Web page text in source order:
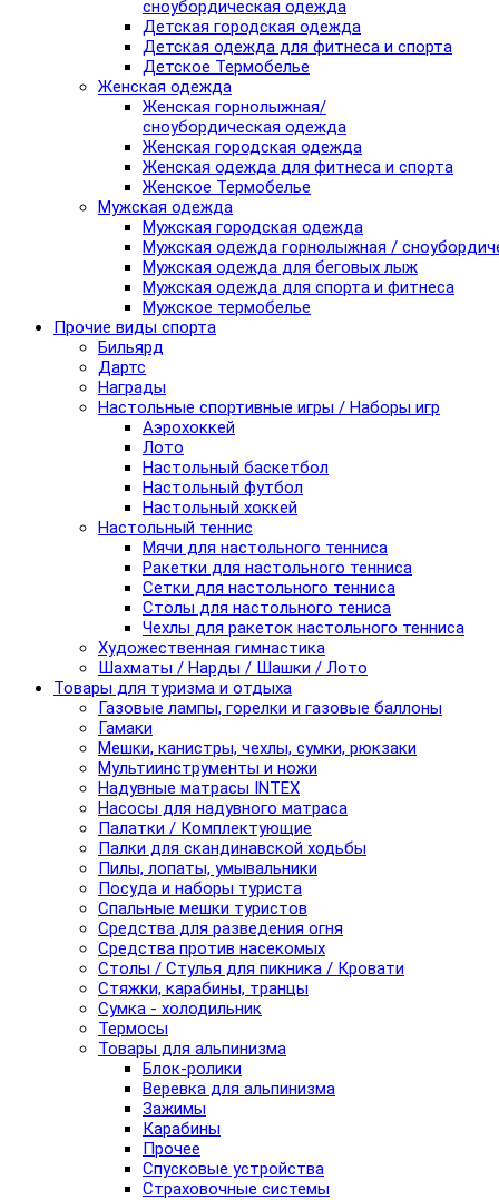
сноубордическая одежда
Детская городская одежда
Детская одежда для фитнеса и спорта
Детское Термобелье
Женская одежда
Женская горнолыжная/
сноубордическая одежда
Женская городская одежда
Женская одежда для фитнеса и спорта
Женское Термобелье
Мужская одежда
Мужская городская одежда
Мужская одежда горнолыжная /
Мужская одежда для беговых лыж
Мужская одежда для спорта и фитнеса
Мужское термобелье
Прочие виды спорта
Бильярд
Дартс
Награды
Настольные спортивные игры / Наборы игр
Аэрохоккей
Лото
Настольный баскетбол
Настольный футбол
Настольный хоккей
Настольный теннис
Мячи для настольного тенниса
Ракетки для настольного тенниса
Сетки для настольного тенниса
Столы для настольного тениса
Чехлы для ракеток настольного тенниса
Художественная гимнастика
Шахматы / Нарды / Шашки / Лото
Товары для туризма и отдыха
Газовые лампы, горелки и газовые баллоны
Гамаки
Мешки, канистры, чехлы, сумки, рюкзаки
Мультиинструменты и ножи
Надувные матрасы INTEX
Насосы для надувного матраса
Палатки / Комплектующие
Палки для скандинавской ходьбы
Пилы, лопаты, умывальники
Посуда и наборы туриста
Спальные мешки туристов
Средства для разведения огня
Средства против насекомых
Столы / Стулья для пикника / Кровати
Стяжки, карабины, транцы
Сумка - холодильник
Термосы
Товары для альпинизма
Блок-ролики
Веревка для альпинизма
Зажимы
Карабины
Прочее
Спусковые устройства
Страховочные системы